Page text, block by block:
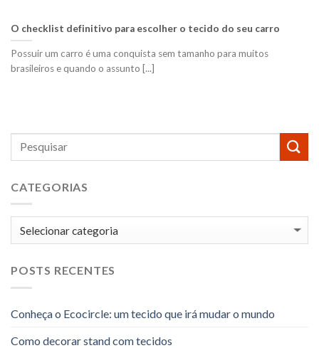
CATEGORIAS
Categorias
POSTS RECENTES
Conheça o Ecocircle: um tecido que irá mudar o mundo
Como decorar stand com tecidos
O checklist definitivo para escolher o tecido do seu carro
Possuir um carro é uma conquista sem tamanho para muitos
brasileiros e quando o assunto [...]